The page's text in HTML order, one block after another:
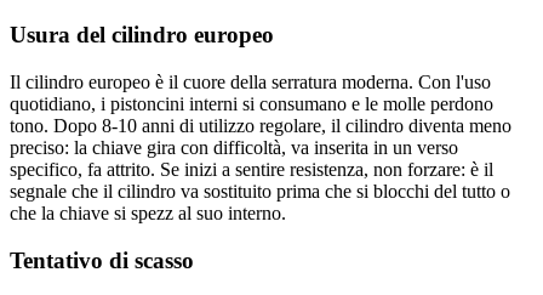
Usura del cilindro europeo
Il cilindro europeo è il cuore della serratura moderna. Con l'uso
quotidiano, i pistoncini interni si consumano e le molle perdono
tono. Dopo 8-10 anni di utilizzo regolare, il cilindro diventa meno
preciso: la chiave gira con difficoltà, va inserita in un verso
specifico, fa attrito. Se inizi a sentire resistenza, non forzare: è il
segnale che il cilindro va sostituito prima che si blocchi del tutto o
che la chiave si spezz al suo interno.
Tentativo di scasso